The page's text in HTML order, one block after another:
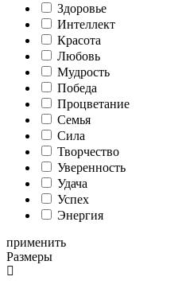
Здоровье
Интеллект
Красота
Любовь
Мудрость
Победа
Процветание
Семья
Сила
Творчество
Уверенность
Удача
Успех
Энергия
применить
Размеры